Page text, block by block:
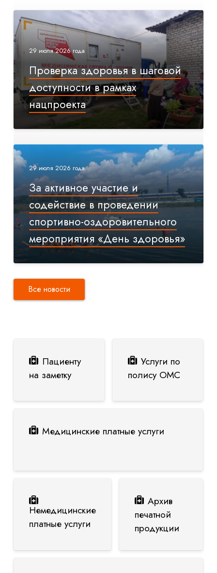
29 июля 2026 года
Проверка здоровья в шаговой
доступности в рамках
нацпроекта
29 июля 2026 года
За активное участие и
содействие в проведении
спортивно-оздоровительного
мероприятия «День здоровья»
Все новости
Пациенту
на заметку
Услуги по
полису ОМС
Медицинские платные услуги
Немедицинские
платные услуги
Архив
печатной
продукции